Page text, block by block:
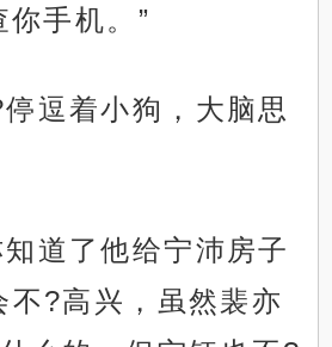
你手机。”
逗着小狗，大脑思
道了他给宁沛房子
不?高兴，虽然裴亦